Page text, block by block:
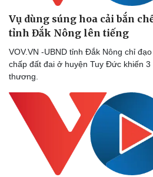
Nam khoa
Làm đẹp - giảm cân
Ăn sạch sống khỏe
Vụ dùng súng hoa cải bắn
tỉnh Đắk Nông lên tiếng
VOV.VN -UBND tỉnh Đắk Nông chỉ
chấp đất đai ở huyện Tuy Đức khiến
thương.